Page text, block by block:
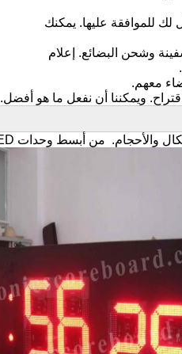
يمكنك
إعلام
ويمكننا أن نفعل ما هو أفضل.
والأحجام. من أبسط وحدات LED إلى أكثر أنظمة عرض الفيديو المعيارية تعقيدًا ،